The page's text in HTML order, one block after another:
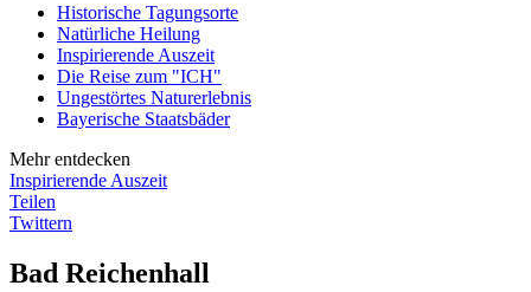
Historische Tagungsorte
Natürliche Heilung
Inspirierende Auszeit
Die Reise zum "ICH"
Ungestörtes Naturerlebnis
Bayerische Staatsbäder
Mehr entdecken
Inspirierende Auszeit
Teilen
Twittern
Bad Reichenhall